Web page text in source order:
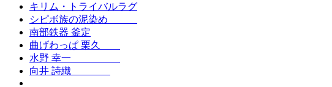
キリム・トライバルラグ
シピボ族の泥染め
南部鉄器 釜定
曲げわっぱ 栗久
水野 幸一
向井 詩織